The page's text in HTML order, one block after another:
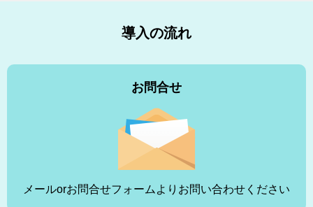
導入の流れ
お問合せ
メールorお問合せフォームよりお問い合わせください